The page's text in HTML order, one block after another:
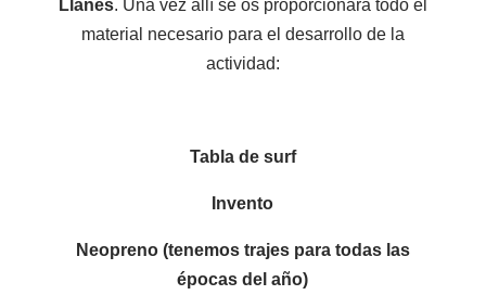
Llanes. Una vez allí se os proporcionará todo el
material necesario para el desarrollo de la
actividad:
Tabla de surf
Invento
Neopreno (tenemos trajes para todas las
épocas del año)